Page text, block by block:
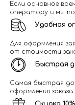
Если основное
оператору и мы
Удобная
Для оформления
от стоимости
Быстрая
Самая быстрая
оформления заказа.